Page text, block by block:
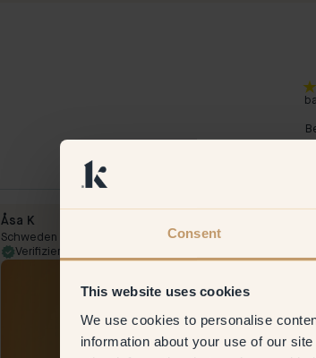
Consent
This website uses cookies
We use cookies to personalise
information about your use of our
Åsa K
Schweden
Verifizierter Kunde